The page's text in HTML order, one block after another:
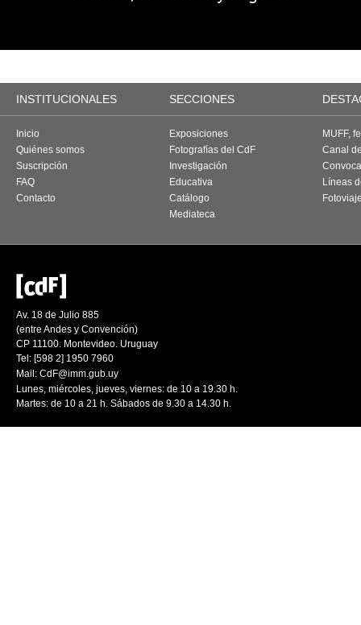
INSTITUCIONALES SECCIONES
Inicio
Quiénes somos
Suscripción
FAQ
Contacto
Exposiciones
Fotografías del CdF
Investigación
Educativa
Catálogo
Mediateca
MUFF,
Canal
Líneas
Av. 18 de Julio 885
(entre Andes y Convención)
CP 11100. Montevideo. Uruguay
Tel: [598 2] 1950 7960
Mail: CdF@imm.gub.uy
Lunes, miércoles, jueves, viernes: de 10 a 19.30 h.
Martes: de 10 a 21 h. Sábados de 9.30 a 14.30 h.